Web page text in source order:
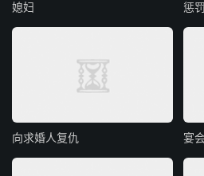
媳妇 惩
向求婚人复仇 宴